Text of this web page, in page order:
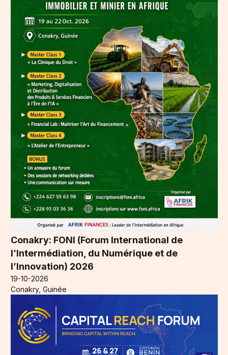
Conakry: FONI (Forum International de
l’Intermédiation, du Numérique et de
l’Innovation) 2026
19-10-2026
Conakry, Guinée